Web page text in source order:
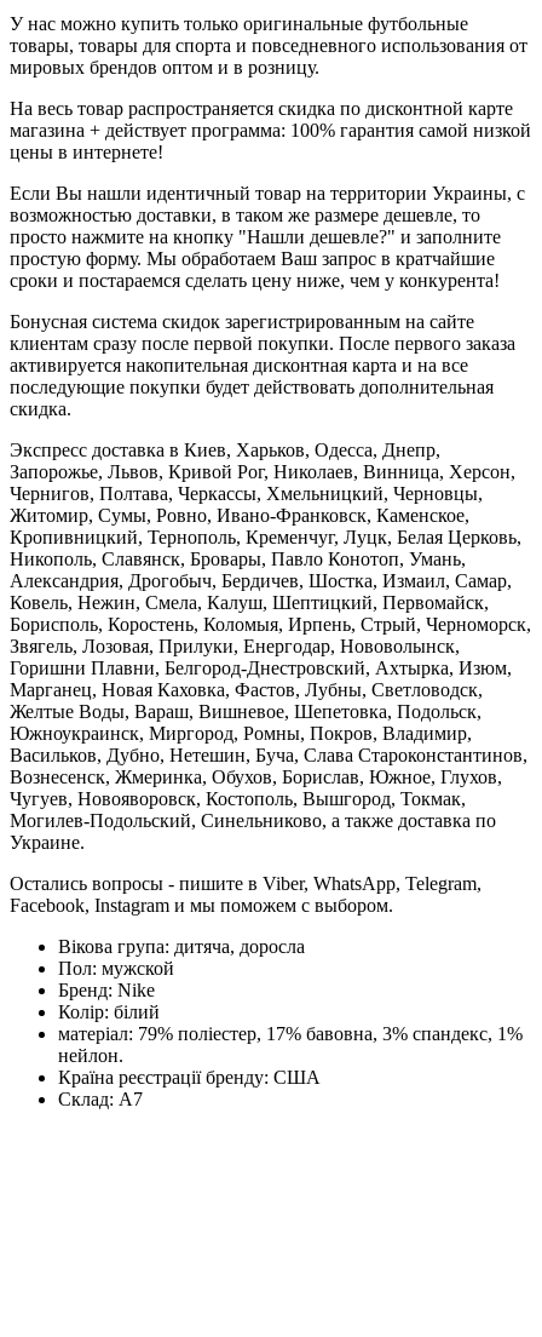
У нас можно купить только оригинальные футбольные
товары, товары для спорта и повседневного использования от
мировых брендов оптом и в розницу.
На весь товар распространяется скидка по дисконтной карте
магазина + действует программа: 100% гарантия самой низкой
цены в интернете!
Если Вы нашли идентичный товар на территории Украины, с
возможностью доставки, в таком же размере дешевле, то
просто нажмите на кнопку "Нашли дешевле?" и заполните
простую форму. Мы обработаем Ваш запрос в кратчайшие
сроки и постараемся сделать цену ниже, чем у конкурента!
Бонусная система скидок зарегистрированным на сайте
клиентам сразу после первой покупки. После первого заказа
активируется накопительная дисконтная карта и на все
последующие покупки будет действовать дополнительная
скидка.
Экспресс доставка в Киев, Харьков, Одесса, Днепр,
Запорожье, Львов, Кривой Рог, Николаев, Винница, Херсон,
Чернигов, Полтава, Черкассы, Хмельницкий, Черновцы,
Житомир, Сумы, Ровно, Ивано-Франковск, Каменское,
Кропивницкий, Тернополь, Кременчуг, Луцк, Белая Церковь,
Никополь, Славянск, Бровары, Павло Конотоп, Умань,
Александрия, Дрогобыч, Бердичев, Шостка, Измаил, Самар,
Ковель, Нежин, Смела, Калуш, Шептицкий, Первомайск,
Борисполь, Коростень, Коломыя, Ирпень, Стрый, Черноморск,
Звягель, Лозовая, Прилуки, Енергодар, Нововолынск,
Горишни Плавни, Белгород-Днестровский, Ахтырка, Изюм,
Марганец, Новая Каховка, Фастов, Лубны, Светловодск,
Желтые Воды, Вараш, Вишневое, Шепетовка, Подольск,
Южноукраинск, Миргород, Ромны, Покров, Владимир,
Васильков, Дубно, Нетешин, Буча, Слава Староконстантинов,
Вознесенск, Жмеринка, Обухов, Борислав, Южное, Глухов,
Чугуев, Новояворовск, Костополь, Вышгород, Токмак,
Могилев-Подольский, Синельниково, а также доставка по
Украине.
Остались вопросы - пишите в Viber, WhatsApp, Telegram,
Facebook, Instagram и мы поможем с выбором.
Вікова група: дитяча, доросла
Пол: мужской
Бренд: Nike
Колір: білий
матеріал: 79% поліестер, 17% бавовна, 3% спандекс, 1%
нейлон.
Країна реєстрації бренду: США
Склад: А7